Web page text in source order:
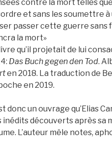
contre la mort telles
et sans les soumettre
passer cette guerre sans
la mort»
qu’il projetait de lui
Das Buch gegen den Tod.
en 2018. La traduction de
en 2019.
donc un ouvrage qu’Elias
inédits découverts après sa
L’auteur mêle notes,